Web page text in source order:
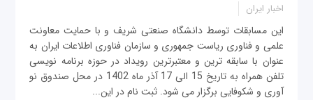
اخبار ایران
این مسابقات توسط دانشگاه صنعتی شریف و با حمایت معاونت
علمی و فناوری ریاست جمهوری و سازمان فناوری اطلاعات ایران به
عنوان با سابقه ترین و معتبرترین رویداد در حوزه برنامه نویسی
تلفن همراه به تاریخ 15 الی 17 آذر ماه 1402 در محل صندوق نو
آوری و شکوفایی برگزار می شود. ثبت نام در این...